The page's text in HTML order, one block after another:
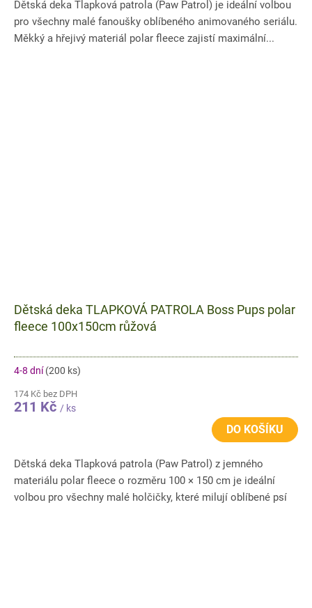
Dětská deka Tlapková patrola (Paw Patrol) je ideální volbou
pro všechny malé fanoušky oblíbeného animovaného seriálu.
Měkký a hřejivý materiál polar fleece zajistí maximální...
Dětská deka TLAPKOVÁ PATROLA Boss Pups polar
fleece 100x150cm růžová
4-8 dní(200 ks)
174 Kč bez DPH
211 Kč / ks
DO KOŠÍKU
Dětská deka Tlapková patrola (Paw Patrol) z jemného
materiálu polar fleece o rozměru 100 × 150 cm je ideální
volbou pro všechny malé holčičky, které milují oblíbené psí